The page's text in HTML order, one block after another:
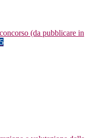
(da pubblicare in